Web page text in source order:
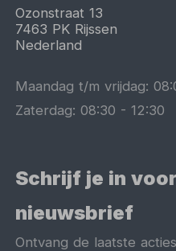
Ozonstraat 13
7463 PK Rijssen
Nederland
Maandag t/m vrijdag:
Zaterdag:08:30 -12:30
Schrijf je in
nieuwsbrief
Ontvang de laatste